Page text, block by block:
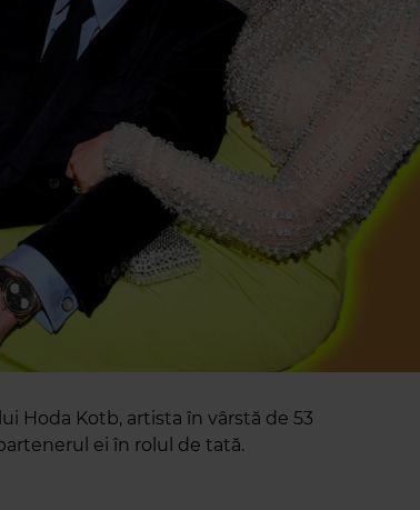
Hoda Kotb, artista în vârstă de 53
ei în rolul de tată.